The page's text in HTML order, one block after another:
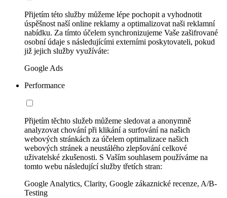
Přijetím této služby můžeme lépe pochopit a vyhodnotit
úspěšnost naší online reklamy a optimalizovat naši reklamní
nabídku. Za tímto účelem synchronizujeme Vaše zašifrované
osobní údaje s následujícími externími poskytovateli, pokud
již jejich služby využíváte:
Google Ads
Performance
Přijetím těchto služeb můžeme sledovat a anonymně
analyzovat chování při klikání a surfování na našich
webových stránkách za účelem optimalizace našich
webových stránek a neustálého zlepšování celkové
uživatelské zkušenosti. S Vaším souhlasem používáme na
tomto webu následující služby třetích stran:
Google Analytics, Clarity, Google zákaznické recenze, A/B-
Testing